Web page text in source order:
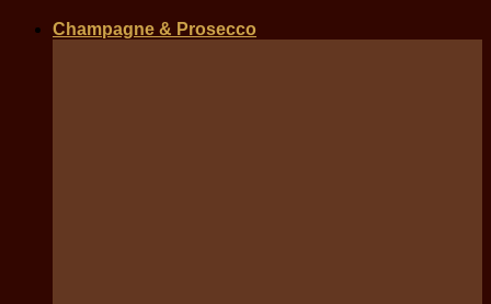
Champagne & Prosecco